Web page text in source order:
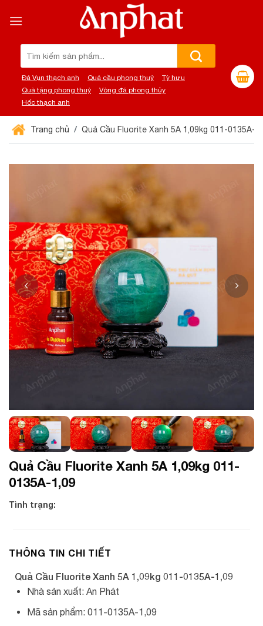
đến
Đá Vụn thạch anh Quả cầu phong thuỷ
Tỳ hưu
Quà tặng phong thuỷ
Vòng đá phong thủy
Hốc thạch anh
Trang chủ Quả Cầu Fluorite Xanh 5A 1,09kg 011-0135A-
Quả Cầu Fluorite Xanh 5A 1,09kg 011-
0135A-1,09
Tình trạng:
THÔNG TIN CHI TIẾT
Quả Cầu Fluorite Xanh 5A 1,09kg 011-0135A-1,09
Nhà sản xuất: An Phát
Mã sản phẩm: 011-0135A-1,09